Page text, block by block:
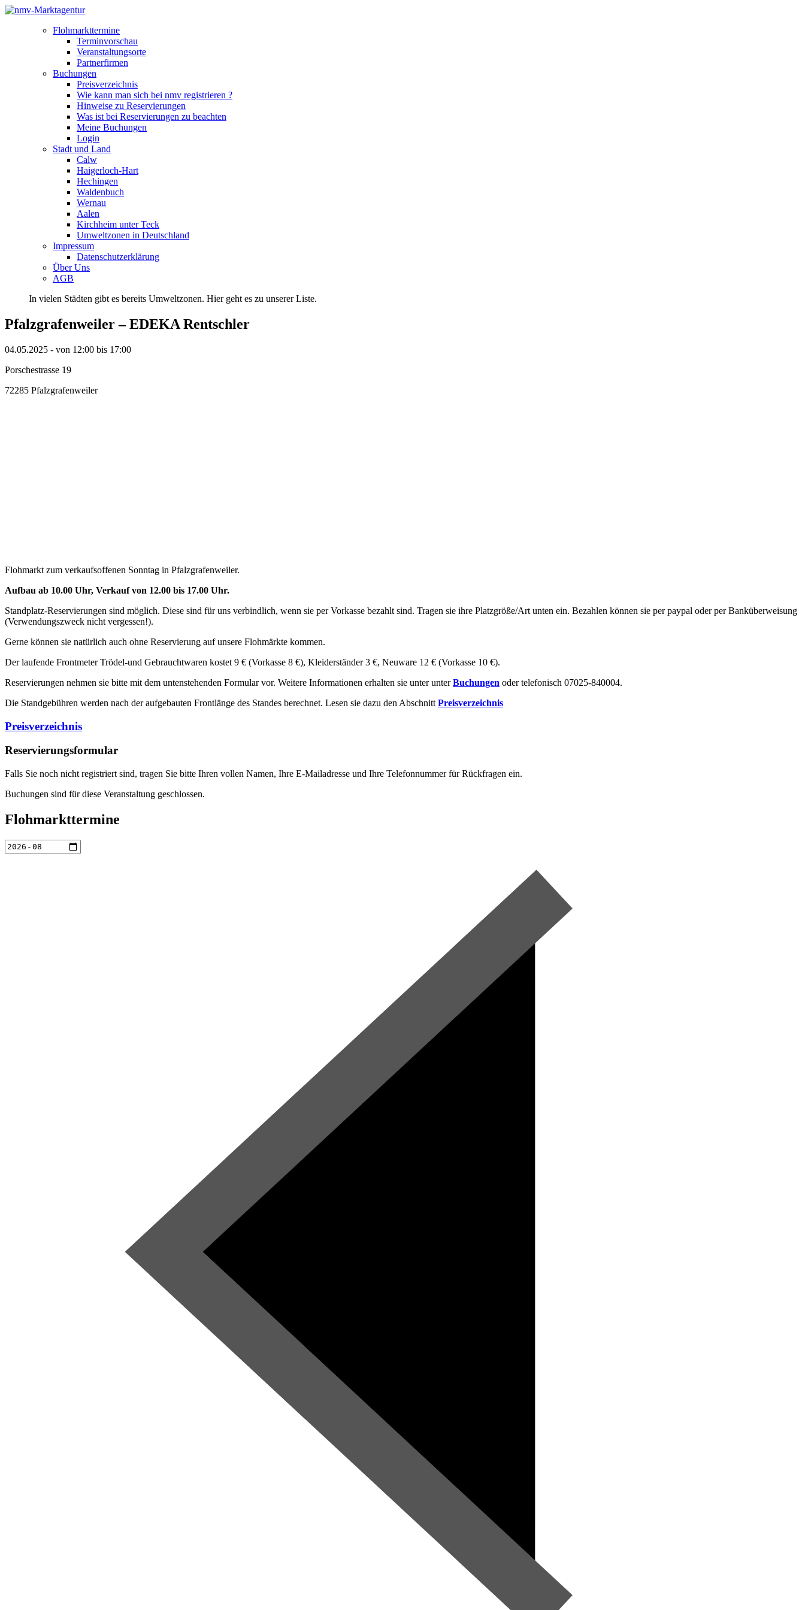
Flohmarkttermine
Terminvorschau
Veranstaltungsorte
Partnerfirmen
Buchungen
Preisverzeichnis
Wie kann man sich bei nmv registrieren ?
Hinweise zu Reservierungen
Was ist bei Reservierungen zu beachten
Meine Buchungen
Login
Stadt und Land
Calw
Haigerloch-Hart
Hechingen
Waldenbuch
Wernau
Aalen
Kirchheim unter Teck
Umweltzonen in Deutschland
Impressum
Datenschutzerklärung
Über Uns
AGB
In vielen Städten gibt es bereits Umweltzonen. Hier geht es zu unserer Liste.
Pfalzgrafenweiler – EDEKA Rentschler
04.05.2025 - von 12:00 bis 17:00
Porschestrasse 19
72285 Pfalzgrafenweiler
Flohmarkt zum verkaufsoffenen Sonntag in Pfalzgrafenweiler.
Aufbau ab 10.00 Uhr, Verkauf von 12.00 bis 17.00 Uhr.
Standplatz-Reservierungen sind möglich. Diese sind für uns verbindlich, wenn sie per Vorkasse bezahlt sind. Tragen sie ihre Platzgröße/Art unten ein. Bezahlen können sie per paypal oder per Banküberweisung
(Verwendungszweck nicht vergessen!).
Gerne können sie natürlich auch ohne Reservierung auf unsere Flohmärkte kommen.
Der laufende Frontmeter Trödel-und Gebrauchtwaren kostet 9 € (Vorkasse 8 €), Kleiderständer 3 €, Neuware 12 € (Vorkasse 10 €).
Reservierungen nehmen sie bitte mit dem untenstehenden Formular vor. Weitere Informationen erhalten sie unter unterBuchungen oder telefonisch 07025-840004.
Die Standgebühren werden nach der aufgebauten Frontlänge des Standes berechnet. Lesen sie dazu den Abschnitt Preisverzeichnis
Preisverzeichnis
Reservierungsformular
Falls Sie noch nicht registriert sind, tragen Sie bitte Ihren vollen Namen, Ihre E-Mailadresse und Ihre Telefonnummer für Rückfragen ein.
Buchungen sind für diese Veranstaltung geschlossen.
Flohmarkttermine